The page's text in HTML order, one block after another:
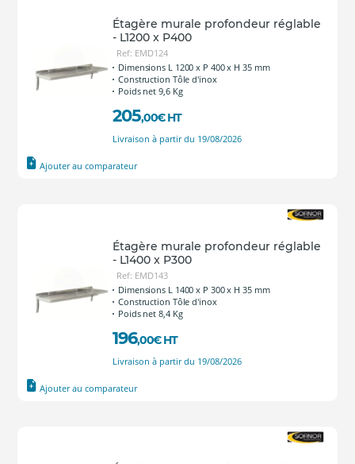
Étagère murale profondeur réglable
- L1200 x P400
Ref: EMD124
Dimensions L 1200 x P 400 x H 35 mm
Construction Tôle d'inox
Poids net 9,6 Kg
205,00€ HT
Livraison à partir du 19/08/2026
Ajouter au comparateur
Étagère murale profondeur réglable
- L1400 x P300
Ref: EMD143
Dimensions L 1400 x P 300 x H 35 mm
Construction Tôle d'inox
Poids net 8,4 Kg
196,00€ HT
Livraison à partir du 19/08/2026
Ajouter au comparateur